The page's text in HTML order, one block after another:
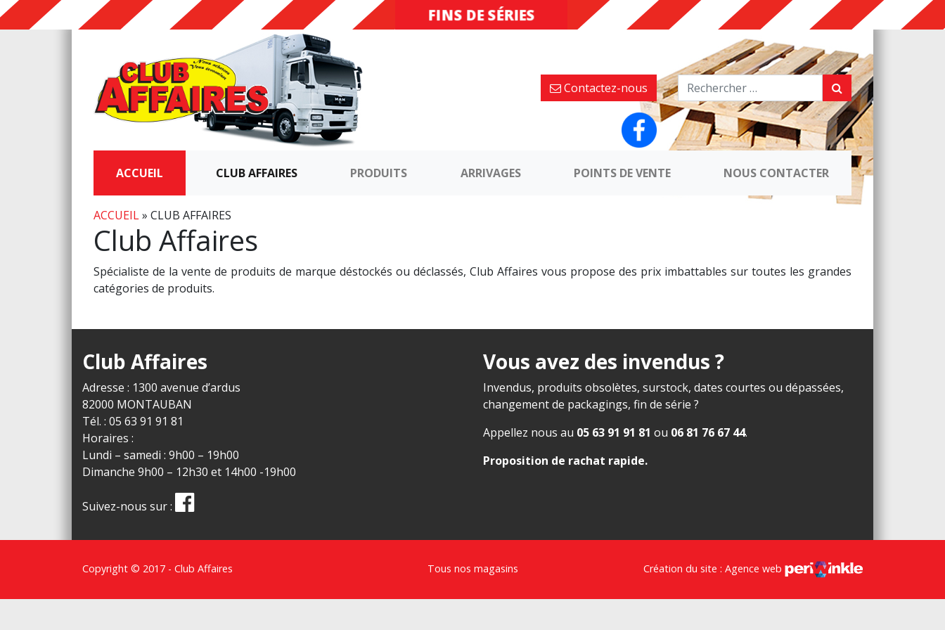
DESTOCKAGE
FINS DE SÉRIES
Contactez-nous
ACCUEIL CLUB AFFAIRES PRODUITS ARRIVAGES POINTS DE VENTE NOUS CONTACTER
ACCUEIL» CLUB AFFAIRES
Club Affaires
Spécialiste de la vente de produits de marque déstockés ou déclassés, Club Affaires vous propose des prix imbattables sur toutes les grandes
catégories de produits.
Club Affaires
Adresse : 1300 avenue d’ardus
82000 MONTAUBAN
Tél. : 05 63 91 91 81
Horaires :
Lundi – samedi : 9h00 – 19h00
Dimanche 9h00 – 12h30 et 14h00 -19h00
Suivez-nous sur :
Vous avez des invendus ?
Invendus, produits obsolètes, surstock, dates courtes ou dépassées,
changement de packagings, fin de série ?
Appellez nous au 05 63 91 91 81 ou 06 81 76 67 44.
Proposition de rachat rapide.
Copyright © 2017 - Club Affaires Tous nos magasins Création du site : Agence web